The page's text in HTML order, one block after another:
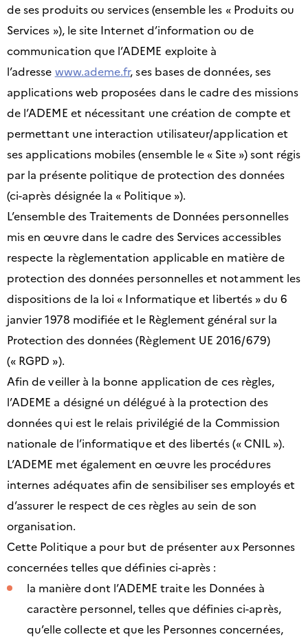
de ses produits ou services (ensemble les « Produits ou
Services »), le site Internet d’information ou de
communication que l’ADEME exploite à
l’adresse www.ademe.fr, ses bases de données, ses
applications web proposées dans le cadre des missions
de l’ADEME et nécessitant une création de compte et
permettant une interaction utilisateur/application et
ses applications mobiles (ensemble le « Site ») sont régis
par la présente politique de protection des données
(ci-après désignée la « Politique »).
L’ensemble des Traitements de Données personnelles
mis en œuvre dans le cadre des Services accessibles
respecte la règlementation applicable en matière de
protection des données personnelles et notamment les
dispositions de la loi « Informatique et libertés » du 6
janvier 1978 modifiée et le Règlement général sur la
Protection des données (Règlement UE 2016/679)
(« RGPD »).
Afin de veiller à la bonne application de ces règles,
l’ADEME a désigné un délégué à la protection des
données qui est le relais privilégié de la Commission
nationale de l’informatique et des libertés (« CNIL »).
L’ADEME met également en œuvre les procédures
internes adéquates afin de sensibiliser ses employés et
d’assurer le respect de ces règles au sein de son
organisation.
Cette Politique a pour but de présenter aux Personnes
concernées telles que définies ci-après :
la manière dont l’ADEME traite les Données à
caractère personnel, telles que définies ci-après,
qu’elle collecte et que les Personnes concernées,